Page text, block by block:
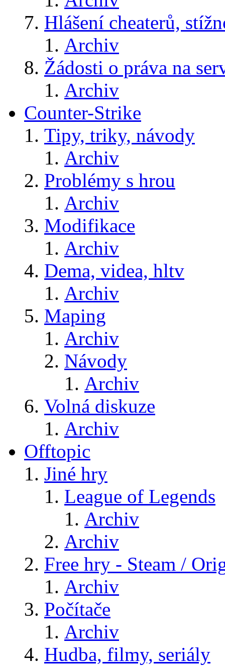
Hlášení cheaterů,
Archiv
Žádosti o práva na
Archiv
Counter-Strike
Tipy, triky, návody
Archiv
Problémy s hrou
Archiv
Modifikace
Archiv
Dema, videa, hltv
Archiv
Maping
Archiv
Návody
Archiv
Volná diskuze
Archiv
Offtopic
Jiné hry
League of Legends
Archiv
Archiv
Free hry - Steam /
Archiv
Počítače
Archiv
Hudba, filmy, seriály